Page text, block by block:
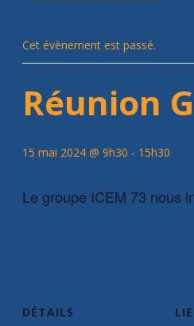
Cet évènement est passé.
Réunion
15 mai 2024 @ 9h30 - 15h30
Le groupe ICEM 73 nous
DÉTAILS